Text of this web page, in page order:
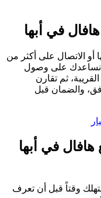
في أبها
أو الاتصال على أكثر من
نساعدك على وصول
ثم تقارن
والضمان قبل
في أبها
وقتاً قبل أن تعرف